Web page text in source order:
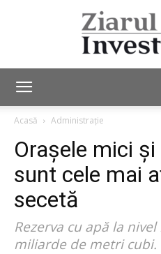
Acasă Administrație
Orașele mici
sunt cele mai
secetă
Rezerva cu apă la
miliarde de metri cubi.